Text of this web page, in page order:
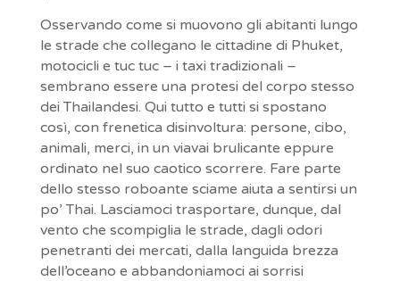
Osservando come si muovono gli abitanti lungo
le strade che collegano le cittadine di Phuket,
motocicli e tuc tuc – i taxi tradizionali –
sembrano essere una protesi del corpo stesso
dei Thailandesi. Qui tutto e tutti si spostano
così, con frenetica disinvoltura: persone, cibo,
animali, merci, in un viavai brulicante eppure
ordinato nel suo caotico scorrere. Fare parte
dello stesso roboante sciame aiuta a sentirsi un
po’ Thai. Lasciamoci trasportare, dunque, dal
vento che scompiglia le strade, dagli odori
penetranti dei mercati, dalla languida brezza
dell’oceano e abbandoniamoci ai sorrisi